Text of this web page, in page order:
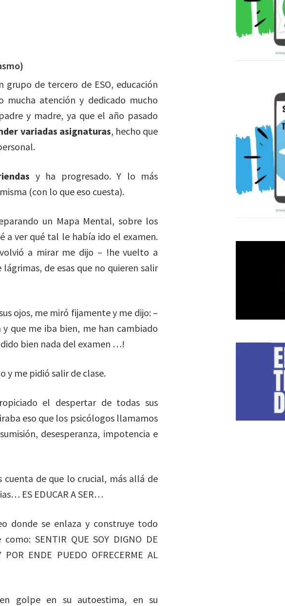
de tercero de ESO, educación
mucha atención y dedicado mucho
y madre, ya que el año pasado
variadas asignaturas, hecho que
y ha progresado. Y lo más
(con lo que eso cuesta).
un Mapa Mental, sobre los
a ver qué tal le había ido el examen.
a mirar me dijo – !he vuelto a
de esas que no quieren salir
ojos, me miró fijamente y me dijo: –
que me iba bien, me han cambiado
bien nada del examen …!
y me pidió salir de clase.
el despertar de todas sus
eso que los psicólogos llamamos
desesperanza, impotencia e
cuenta de que lo crucial, más allá de
ES EDUCAR A SER…
donde se enlaza y construye todo
SENTIR QUE SOY DIGNO DE
ENDE PUEDO OFRECERME AL
golpe en su autoestima, en su